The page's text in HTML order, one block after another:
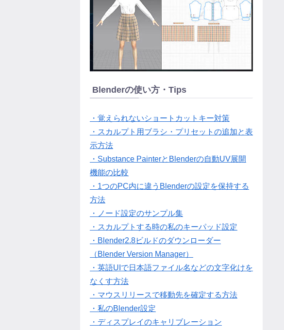
Blenderの使い方・Tips
・覚えられないショートカットキー対策
・スカルプト用ブラシ・プリセットの追加と表
示方法
・Substance PainterとBlenderの自動UV展開
機能の比較
・1つのPC内に違うBlenderの設定を保持する
方法
・ノード設定のサンプル集
・スカルプトする時の私のキーパッド設定
・Blender2.8ビルドのダウンローダー
（Blender Version Manager）
・英語UIで日本語ファイル名などの文字化けを
なくす方法
・マウスリリースで移動先を確定する方法
・私のBlender設定
・ディスプレイのキャリブレーション